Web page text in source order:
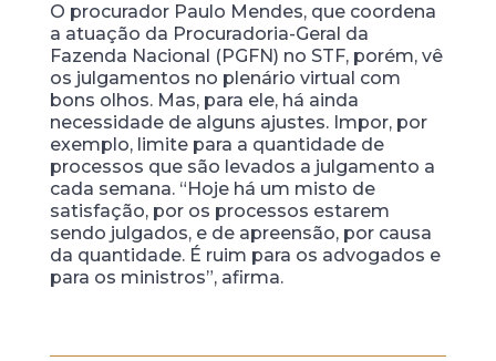
O procurador Paulo Mendes, que coordena
a atuação da Procuradoria-Geral da
Fazenda Nacional (PGFN) no STF, porém, vê
os julgamentos no plenário virtual com
bons olhos. Mas, para ele, há ainda
necessidade de alguns ajustes. Impor, por
exemplo, limite para a quantidade de
processos que são levados a julgamento a
cada semana. “Hoje há um misto de
satisfação, por os processos estarem
sendo julgados, e de apreensão, por causa
da quantidade. É ruim para os advogados e
para os ministros”, afirma.